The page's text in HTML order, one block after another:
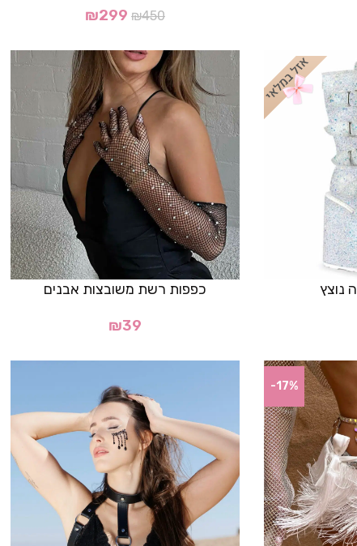
₪450
₪299
נוצץ כפפות רשת משובצות אבנים
₪39
-17%